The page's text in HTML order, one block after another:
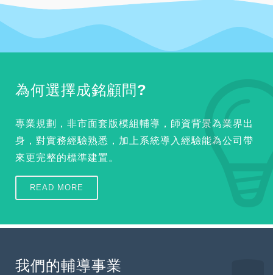
為何選擇成銘顧問?
專業規劃，非市面套版模組輔導，師資背景為業界出
身，對實務經驗熟悉，加上系統導入經驗能為公司帶
來更完整的標準建置。
READ MORE
我們的輔導事業